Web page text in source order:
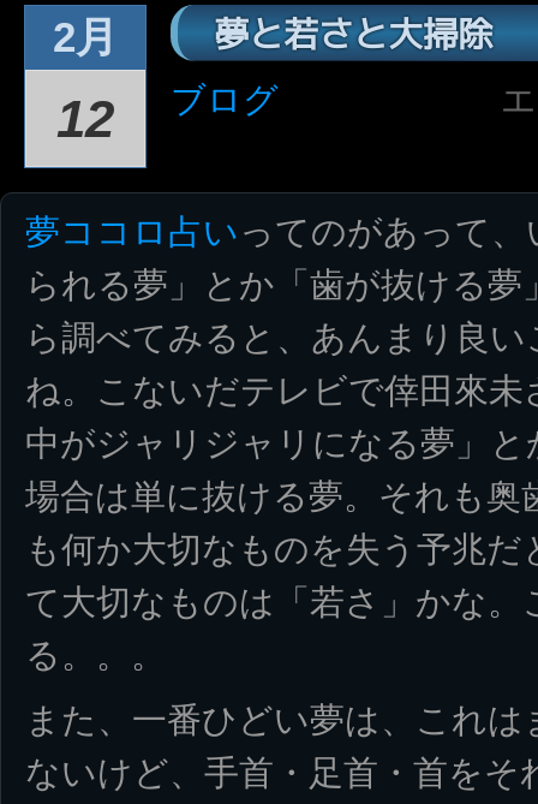
2月
12
夢と若さと大掃除
ブログ
夢ココロ占いってのがあって
られる夢」とか「歯が抜ける
ら調べてみると、あんまり良
ね。こないだテレビで倖田來
中がジャリジャリになる夢」
場合は単に抜ける夢。それも
も何か大切なものを失う予兆
て大切なものは「若さ」かな
る。。。
また、一番ひどい夢は、これ
ないけど、手首・足首・首を